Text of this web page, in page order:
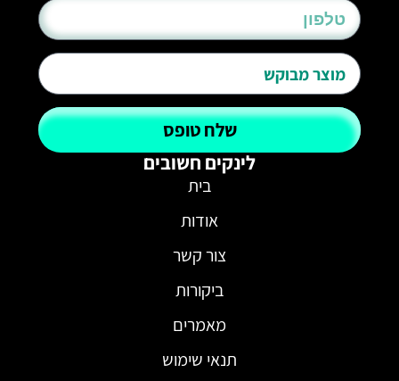
שלח טופס
לינקים חשובים
בית
אודות
צור קשר
ביקורות
מאמרים
תנאי שימוש